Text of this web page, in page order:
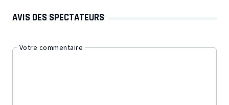
AVIS DES SPECTATEURS
Votre commentaire